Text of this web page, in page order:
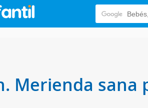
Merienda sana